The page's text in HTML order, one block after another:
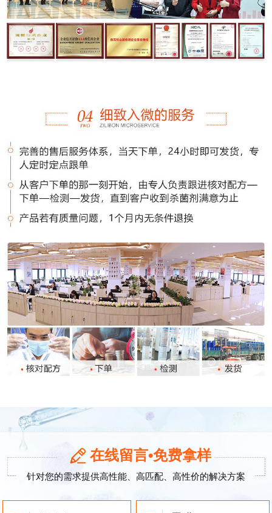
在线留言•免费拿样
针对您的需求提供高性能、高匹配、高性价的解决方案